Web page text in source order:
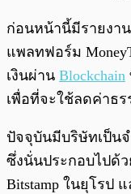
ก่อนหน้านี้มีรายงา
แพลทฟอร์ม
เงินผ่าน Blockchain
เพื่อที่จะใช้ลดค่าธ
ปัจจุบันมีบริษัทเป็น
ซึ่งนั่นประกอบไปด้ว
Bitstamp ในยุโรป